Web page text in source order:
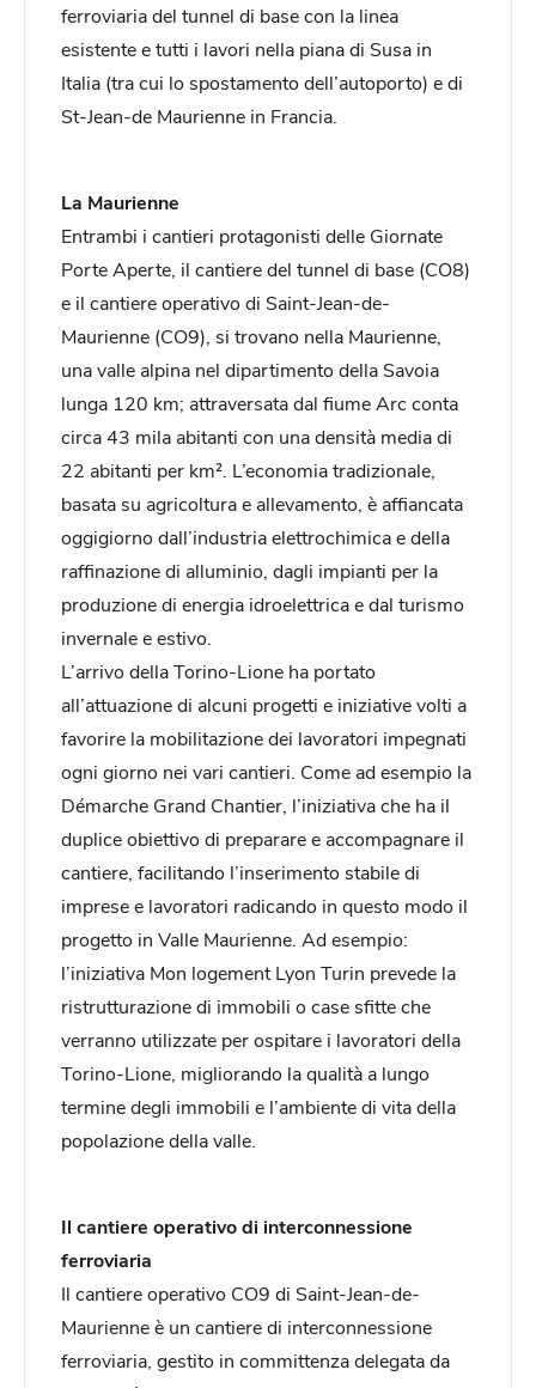
ferroviaria del tunnel di base con la linea
esistente e tutti i lavori nella piana di Susa in
Italia (tra cui lo spostamento dell’autoporto) e di
St-Jean-de Maurienne in Francia.
La Maurienne
Entrambi i cantieri protagonisti delle Giornate
Porte Aperte, il cantiere del tunnel di base (CO8)
e il cantiere operativo di Saint-Jean-de-
Maurienne (CO9), si trovano nella Maurienne,
una valle alpina nel dipartimento della Savoia
lunga 120 km; attraversata dal fiume Arc conta
circa 43 mila abitanti con una densità media di
22 abitanti per km². L’economia tradizionale,
basata su agricoltura e allevamento, è affiancata
oggigiorno dall’industria elettrochimica e della
raffinazione di alluminio, dagli impianti per la
produzione di energia idroelettrica e dal turismo
invernale e estivo.
L’arrivo della Torino-Lione ha portato
all’attuazione di alcuni progetti e iniziative volti a
favorire la mobilitazione dei lavoratori impegnati
ogni giorno nei vari cantieri. Come ad esempio la
Démarche Grand Chantier, l’iniziativa che ha il
duplice obiettivo di preparare e accompagnare il
cantiere, facilitando l’inserimento stabile di
imprese e lavoratori radicando in questo modo il
progetto in Valle Maurienne. Ad esempio:
l’iniziativa Mon logement Lyon Turin prevede la
ristrutturazione di immobili o case sfitte che
verranno utilizzate per ospitare i lavoratori della
Torino-Lione, migliorando la qualità a lungo
termine degli immobili e l’ambiente di vita della
popolazione della valle.
Il cantiere operativo di interconnessione
ferroviaria
Il cantiere operativo CO9 di Saint-Jean-de-
Maurienne è un cantiere di interconnessione
ferroviaria, gestito in committenza delegata da